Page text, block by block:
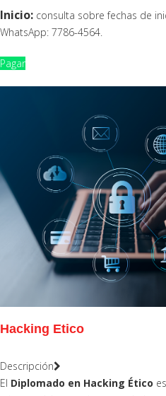
Inicio: consulta sobre fechas de
WhatsApp: 7786-4564.
Pagar
Hacking Etico
Descripción
El Diplomado en Hacking Ético